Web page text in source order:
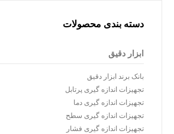
دسته بندی محصولات
ابزار دقیق
بانک برند ابزار دقیق
تجهیزات اندازه گیری پرتابل
تجهیزات اندازه گیری دما
تجهیزات اندازه گیری سطح
تجهیزات اندازه گیری فشار